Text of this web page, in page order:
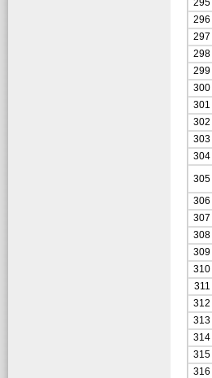
295
296
297
298
299
300
301
302
303
304
305
306
307
308
309
310
311
312
313
314
315
316